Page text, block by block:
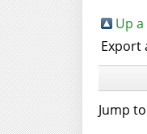
Up a
Export
Jump